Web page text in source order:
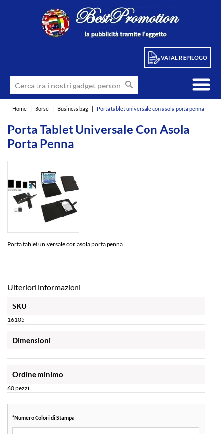
VAI AL RIEPILOGO
Home | Borse | Business bag | Porta tablet universale con asola porta penna
Porta Tablet Universale Con Asola
Porta Penna
Porta tablet universale con asola porta penna
Ulteriori informazioni
SKU
16105
Dimensioni
-
Ordine minimo
60 pezzi
*Numero Colori di Stampa